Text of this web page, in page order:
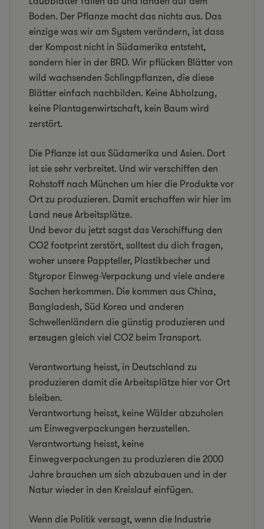
Boden. Der Pflanze macht das nichts aus. Das
einzige was wir am System verändern, ist dass
der Kompost nicht in Südamerika entsteht,
sondern hier in der BRD. Wir pflücken Blätter von
wild wachsenden Schlingpflanzen, die diese
Blätter einfach nachbilden. Keine Abholzung,
keine Plantagenwirtschaft, kein Baum wird
zerstört.
Die Pflanze ist aus Südamerika und Asien. Dort
ist sie sehr verbreitet. Und wir verschiffen den
Rohstoff nach München um hier die Produkte vor
Ort zu produzieren. Damit erschaffen wir hier im
Land neue Arbeitsplätze.
Und bevor du jetzt sagst das Verschiffung den
CO2 footprint zerstört, solltest du dich fragen,
woher unsere Pappteller, Plastikbecher und
Styropor Einweg-Verpackung und viele andere
Sachen herkommen. Die kommen aus China,
Bangladesh, Süd Korea und anderen
Schwellenländern die günstig produzieren und
erzeugen gleich viel CO2 beim Transport.
Verantwortung heisst, in Deutschland zu
produzieren damit die Arbeitsplätze hier vor Ort
bleiben.
Verantwortung heisst, keine Wälder abzuholen
um Einwegverpackungen herzustellen.
Verantwortung heisst, keine
Einwegverpackungen zu produzieren die 2000
Jahre brauchen um sich abzubauen und in der
Natur wieder in den Kreislauf einfügen.
Wenn die Politik versagt, wenn die Industrie